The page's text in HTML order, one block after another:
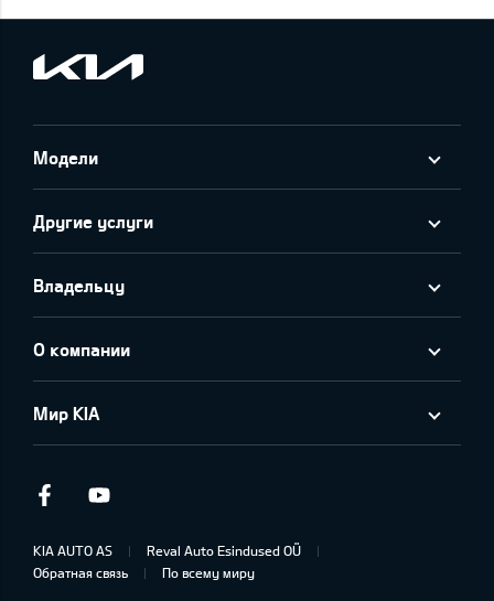
Модели
Другие услуги
Владельцу
О компании
Мир KIA
Facebook
KIA AUTO AS
Reval Auto Esindused OÜ
Обратная связь
По всему миру